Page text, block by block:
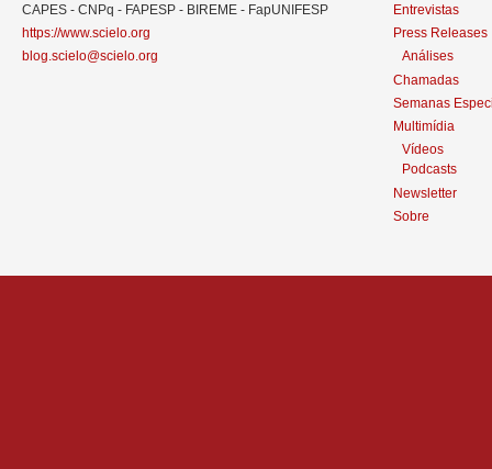
CAPES - CNPq - FAPESP - BIREME - FapUNIFESP
https://www.scielo.org
blog.scielo@scielo.org
Entrevistas
Press Releases
Análises
Chamadas
Semanas
Multimídia
Vídeos
Podcasts
Newsletter
Sobre